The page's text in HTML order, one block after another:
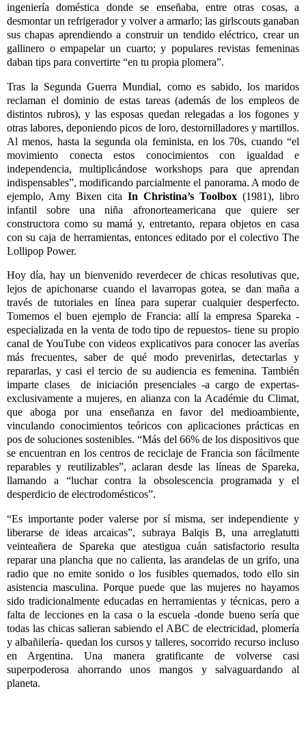
ingeniería doméstica donde se enseñaba, entre otras cosas, a
desmontar un refrigerador y volver a armarlo; las girlscouts ganaban
sus chapas aprendiendo a construir un tendido eléctrico, crear un
gallinero o empapelar un cuarto; y populares revistas femeninas
daban tips para convertirte “en tu propia plomera”.
Tras la Segunda Guerra Mundial, como es sabido, los maridos
reclaman el dominio de estas tareas (además de los empleos de
distintos rubros), y las esposas quedan relegadas a los fogones y
otras labores, deponiendo picos de loro, destornilladores y martillos.
Al menos, hasta la segunda ola feminista, en los 70s, cuando “el
movimiento conecta estos conocimientos con igualdad e
independencia, multiplicándose workshops para que aprendan
indispensables”, modificando parcialmente el panorama. A modo de
ejemplo, Amy Bixen cita In Christina’s Toolbox (1981), libro
infantil sobre una niña afronorteamericana que quiere ser
constructora como su mamá y, entretanto, repara objetos en casa
con su caja de herramientas, entonces editado por el colectivo The
Lollipop Power.
Hoy día, hay un bienvenido reverdecer de chicas resolutivas que,
lejos de apichonarse cuando el lavarropas gotea, se dan maña a
través de tutoriales en línea para superar cualquier desperfecto.
Tomemos el buen ejemplo de Francia: allí la empresa Spareka -
especializada en la venta de todo tipo de repuestos- tiene su propio
canal de YouTube con videos explicativos para conocer las averías
más frecuentes, saber de qué modo prevenirlas, detectarlas y
repararlas, y casi el tercio de su audiencia es femenina. También
imparte clases
de iniciación presenciales -a cargo de expertas-
exclusivamente a mujeres, en alianza con la Académie du Climat,
que aboga por una enseñanza en favor del medioambiente,
vinculando conocimientos teóricos con aplicaciones prácticas en
pos de soluciones sostenibles. “Más del 66% de los dispositivos que
se encuentran en los centros de reciclaje de Francia son fácilmente
reparables y reutilizables”, aclaran desde las líneas de Spareka,
llamando a “luchar contra la obsolescencia programada y el
desperdicio de electrodomésticos”.
“Es importante poder valerse por sí misma, ser independiente y
liberarse de ideas arcaicas”, subraya Balqis B, una arreglatutti
veinteañera de Spareka que atestigua cuán satisfactorio resulta
reparar una plancha que no calienta, las arandelas de un grifo, una
radio que no emite sonido o los fusibles quemados, todo ello sin
asistencia masculina. Porque puede que las mujeres no hayamos
sido tradicionalmente educadas en herramientas y técnicas, pero a
falta de lecciones en la casa o la escuela -donde bueno sería que
todas las chicas salieran sabiendo el ABC de electricidad, plomería
y albañilería- quedan los cursos y talleres, socorrido recurso incluso
en Argentina. Una manera gratificante de volverse casi
superpoderosa ahorrando unos mangos y salvaguardando al
planeta.